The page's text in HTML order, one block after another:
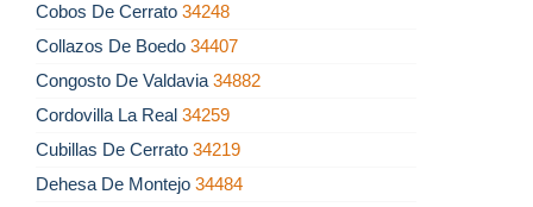
Cobos De Cerrato 34248
Collazos De Boedo 34407
Congosto De Valdavia 34882
Cordovilla La Real 34259
Cubillas De Cerrato 34219
Dehesa De Montejo 34484